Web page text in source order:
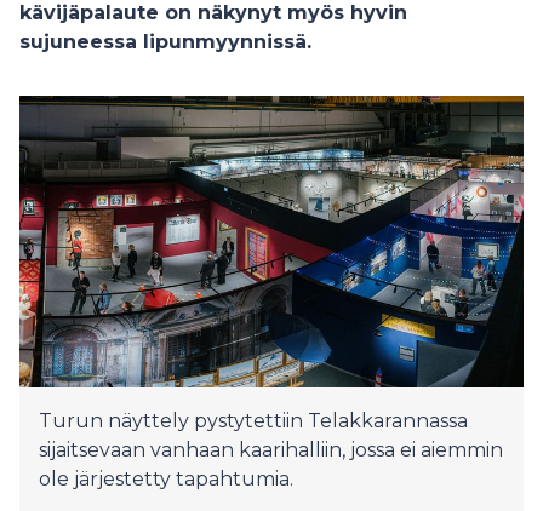
kävijäpalaute on näkynyt myös hyvin
sujuneessa lipunmyynnissä.
Turun näyttely pystytettiin Telakkarannassa
sijaitsevaan vanhaan kaarihalliin, jossa ei aiemmin
ole järjestetty tapahtumia.